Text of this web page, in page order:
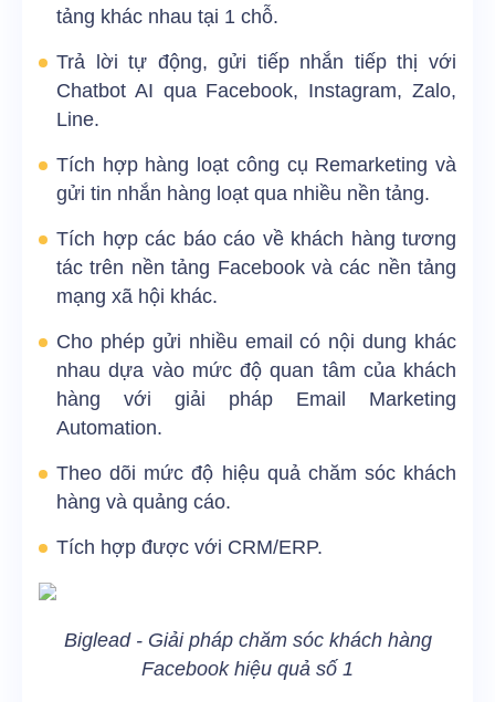
tảng khác nhau tại 1 chỗ.
Trả lời tự động, gửi tiếp nhắn tiếp thị với
Chatbot AI qua Facebook, Instagram, Zalo,
Line.
Tích hợp hàng loạt công cụ Remarketing và
gửi tin nhắn hàng loạt qua nhiều nền tảng.
Tích hợp các báo cáo về khách hàng tương
tác trên nền tảng Facebook và các nền tảng
mạng xã hội khác.
Cho phép gửi nhiều email có nội dung khác
nhau dựa vào mức độ quan tâm của khách
hàng với giải pháp Email Marketing
Automation.
Theo dõi mức độ hiệu quả chăm sóc khách
hàng và quảng cáo.
Tích hợp được với CRM/ERP.
Biglead - Giải pháp chăm sóc khách hàng
Facebook hiệu quả số 1